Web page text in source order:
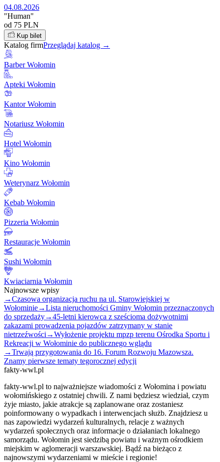
04.08.2026
"Human"
od 75 PLN
Kup bilet
Katalog firmPrzeglądaj katalog →
Barber Wołomin
Apteki Wołomin
Kantor Wołomin
Notariusz Wołomin
Hotel Wołomin
Kino Wołomin
Weterynarz Wołomin
Kebab Wołomin
Pizzeria Wołomin
Restauracje Wołomin
Sushi Wołomin
Kwiaciarnia Wołomin
Najnowsze wpisy
→Czasowa organizacja ruchu na ul. Starowiejskiej w
Wołominie→Lista nieruchomości Gminy Wołomin przeznaczonych
do sprzedaży→45-letni kierowca z sześcioma dożywotnimi
zakazami prowadzenia pojazdów zatrzymany w stanie
nietrzeźwości →Wyłożenie projektu mpzp terenu Ośrodka Sportu i
Rekreacji w Wołominie do publicznego wglądu
→Trwają przygotowania do 16. Forum Rozwoju Mazowsza.
Znamy pierwsze tematy tegorocznej edycji
fakty-wwl.pl
fakty-wwl.pl to najważniejsze wiadomości z Wołomina i powiatu
wołomińskiego z ostatniej chwili. Z nami będziesz wiedział, czym
żyje miasto, jakie atrakcje są zaplanowane oraz zostaniesz
poinformowany o wypadkach i interwencjach służb. Znajdziesz u
nas zapowiedzi wydarzeń kulturalnych, relacje z ważnych
wydarzeń społecznych oraz informacje o działaniach lokalnego
samorządu. Wołomin jest siedzibą powiatu i ważnym ośrodkiem
miejskim w aglomeracji warszawskiej. Bądź na bieżąco z
najnowszymi wydarzeniami w mieście i regionie!